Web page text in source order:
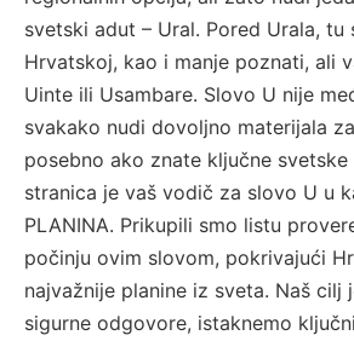
svetski adut – Ural. Pored Urala, tu
Hrvatskoj, kao i manje poznati, ali
Uinte ili Usambare. Slovo U nije
svakako nudi dovoljno materijala
posebno ako znate ključne svetske
stranica je vaš vodič za slovo U u
PLANINA. Prikupili smo listu
počinju ovim slovom, pokrivajući
najvažnije planine iz sveta. Naš cilj
sigurne odgovore, istaknemo